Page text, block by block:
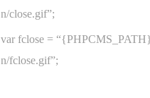
n/close.gif”;
var fclose =
n/fclose.gif”;